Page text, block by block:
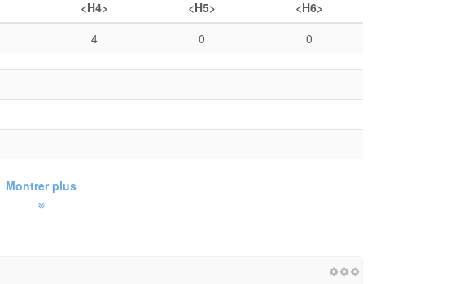
<H4> <H5>
<H6>
4 0 0
Montrer plus